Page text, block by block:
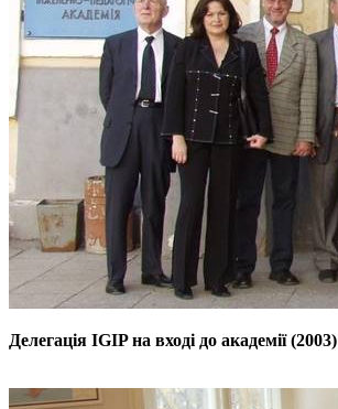
Делегація IGIP на вході до академії (2003)